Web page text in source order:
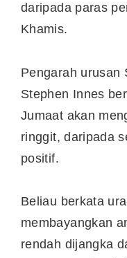
daripada paras
Khamis.
Pengarah urusan
Stephen Innes
Jumaat akan
ringgit, daripada
positif.
Beliau berkata
membayangkan
rendah dijangka